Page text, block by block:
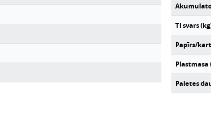
TI svars
Papīrs/
Plastmasa
Paletes